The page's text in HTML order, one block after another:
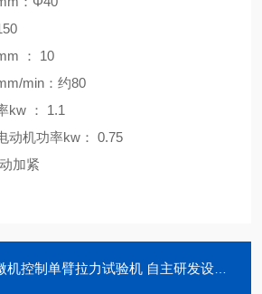
： 10
min：约80
kw ： 1.1
动机功率kw： 0.75
加紧
控制单臂拉力试验机 自主研发设计生产